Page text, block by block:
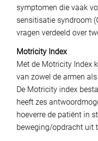
symptomen die vaak
sensitisatie syndroom
vragen verdeeld over
Motricity Index
Met de Motricity Index
van zowel de armen
De Motricity index
heeft zes
hoeverre de patiënt in
beweging/opdracht uit